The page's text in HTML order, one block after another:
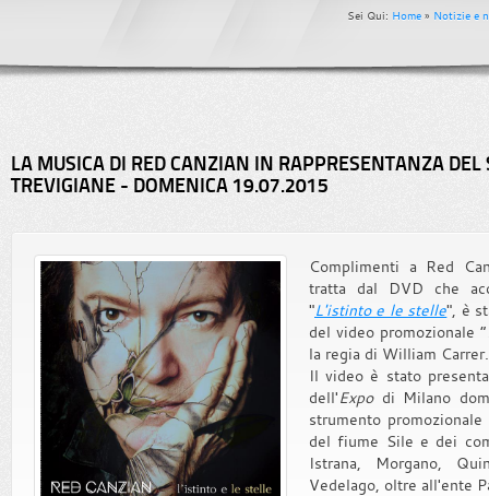
Sei Qui: Home » Notizie e
LA MUSICA DI RED CANZIAN IN RAPPRESENTANZA DEL
TREVIGIANE - DOMENICA 19.07.2015
Complimenti a Red
tratta dal DVD che
"L'istinto e le stelle", è
del video promozionale “
la regia di William Carrer.
Il video è stato
dell'Expodi Milano
strumento
del fiume Sile e dei
Istrana, Morgano,
Vedelago, oltre all'ente